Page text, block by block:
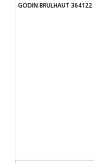
GODIN BRULHAUT 364122